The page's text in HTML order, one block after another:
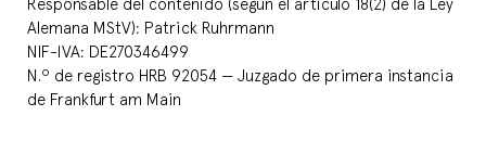
Responsable del contenido (según el artículo 18(2) de la Ley
Alemana MStV): Patrick Ruhrmann
NIF-IVA: DE270346499
N.º de registro HRB 92054 — Juzgado de primera instancia
de Frankfurt am Main